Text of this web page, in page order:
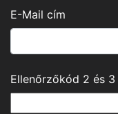
E-Mail cím
Ellenőrzőkód 2 és 3